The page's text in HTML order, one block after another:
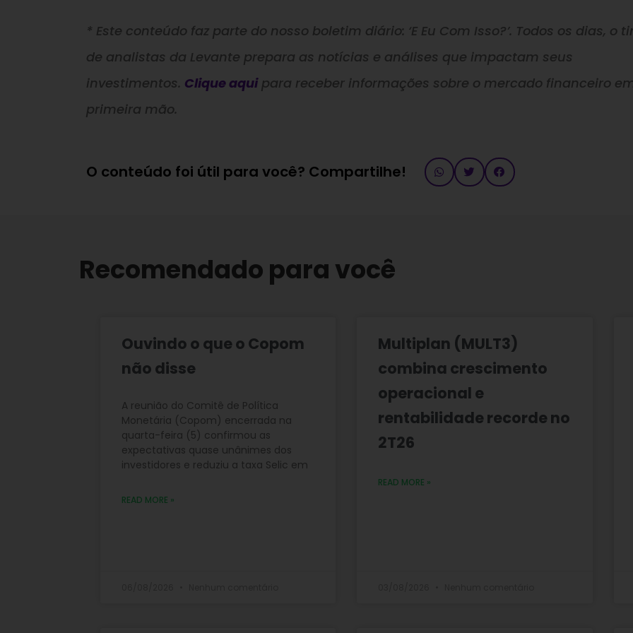
* Este conteúdo faz parte do nosso boletim diário: ‘E Eu Com Isso?’. Todos os dias, o
de analistas da Levante prepara as notícias e análises que impactam seus
investimentos. Clique aqui para receber informações sobre o mercado financeiro
primeira mão.
O conteúdo foi útil para você? Compartilhe!
Recomendado para você
Ouvindo o que o Copom
não disse
A reunião do Comitê de Política
Monetária (Copom) encerrada na
quarta-feira (5) confirmou as
expectativas quase unânimes dos
investidores e reduziu a taxa Selic em
READ MORE »
Multiplan (MULT3)
combina crescimento
operacional e
rentabilidade recorde no
2T26
READ MORE »